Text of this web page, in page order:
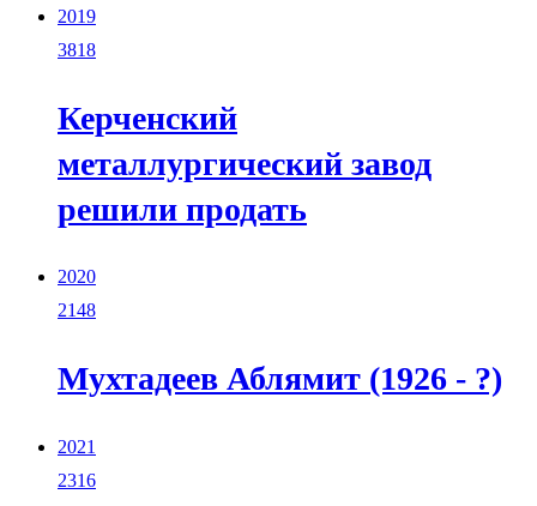
2019
3818
Керченский
металлургический завод
решили продать
2020
2148
Мухтадеев Аблямит (1926 - ?)
2021
2316